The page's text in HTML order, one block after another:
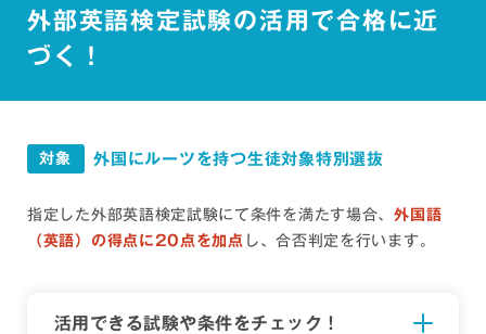
外部英語検定試験の活 用で合格に近
づく！
対象 外国にルーツを持つ生徒対象特別選抜
指定した外部英語検定試験にて条件を満たす場合、外国語
（英語）の得点に20点を加点 し、合否判定を行います。
活用できる試験や条件をチェック！